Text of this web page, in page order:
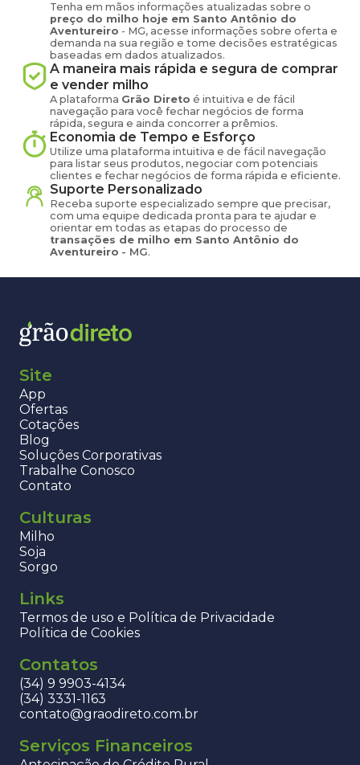
Tenha em mãos informações atualizadas sobre o
preço do milho hoje em Santo Antônio do
Aventureiro - MG, acesse informações sobre oferta e
demanda na sua região e tome decisões estratégicas
baseadas em dados atualizados.
A maneira mais rápida e segura de comprar
e vender milho
A plataforma Grão Direto é intuitiva e de fácil
navegação para você fechar negócios de forma
rápida, segura e ainda concorrer a prêmios.
Economia de Tempo e Esforço
Utilize uma plataforma intuitiva e de fácil navegação
para listar seus produtos, negociar com potenciais
clientes e fechar negócios de forma rápida e eficiente.
Suporte Personalizado
Receba suporte especializado sempre que precisar,
com uma equipe dedicada pronta para te ajudar e
orientar em todas as etapas do processo de
transações de milho em Santo Antônio do
Aventureiro - MG.
Site
App
Ofertas
Cotações
Blog
Soluções Corporativas
Trabalhe Conosco
Contato
Culturas
Milho
Soja
Sorgo
Links
Termos de uso e Política de Privacidade
Política de Cookies
Contatos
(34) 9 9903-4134
(34) 3331-1163
contato@graodireto.com.br
Serviços Financeiros